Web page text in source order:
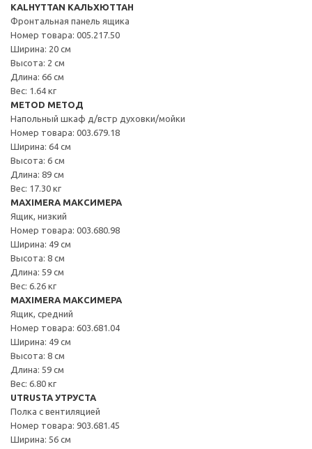
KALHYTTAN КАЛЬХЮТТАН
Фронтальная панель ящика
Номер товара: 005.217.50
Ширина: 20 см
Высота: 2 см
Длина: 66 см
Вес: 1.64 кг
METOD МЕТОД
Напольный шкаф д/встр духовки/мойки
Номер товара: 003.679.18
Ширина: 64 см
Высота: 6 см
Длина: 89 см
Вес: 17.30 кг
MAXIMERA МАКСИМЕРА
Ящик, низкий
Номер товара: 003.680.98
Ширина: 49 см
Высота: 8 см
Длина: 59 см
Вес: 6.26 кг
MAXIMERA МАКСИМЕРА
Ящик, средний
Номер товара: 603.681.04
Ширина: 49 см
Высота: 8 см
Длина: 59 см
Вес: 6.80 кг
UTRUSTA УТРУСТА
Полка с вентиляцией
Номер товара: 903.681.45
Ширина: 56 см